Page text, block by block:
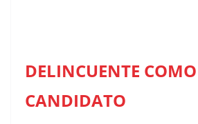
DELINCUENTE COMO
CANDIDATO